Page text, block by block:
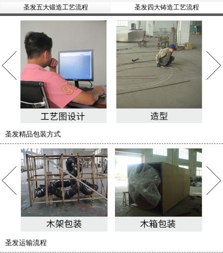
圣发五大锻造工艺流程 圣发四大铸造工艺流程
圣发精品包装方式
圣发运输流程